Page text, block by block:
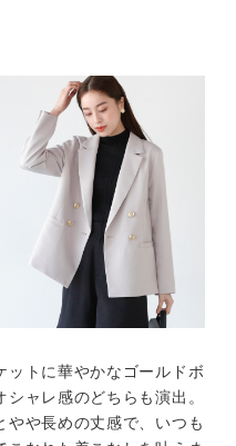
ットに華やかなゴールドボ
ャレ感のどちらも演出。
やや長めの丈感で、いつも